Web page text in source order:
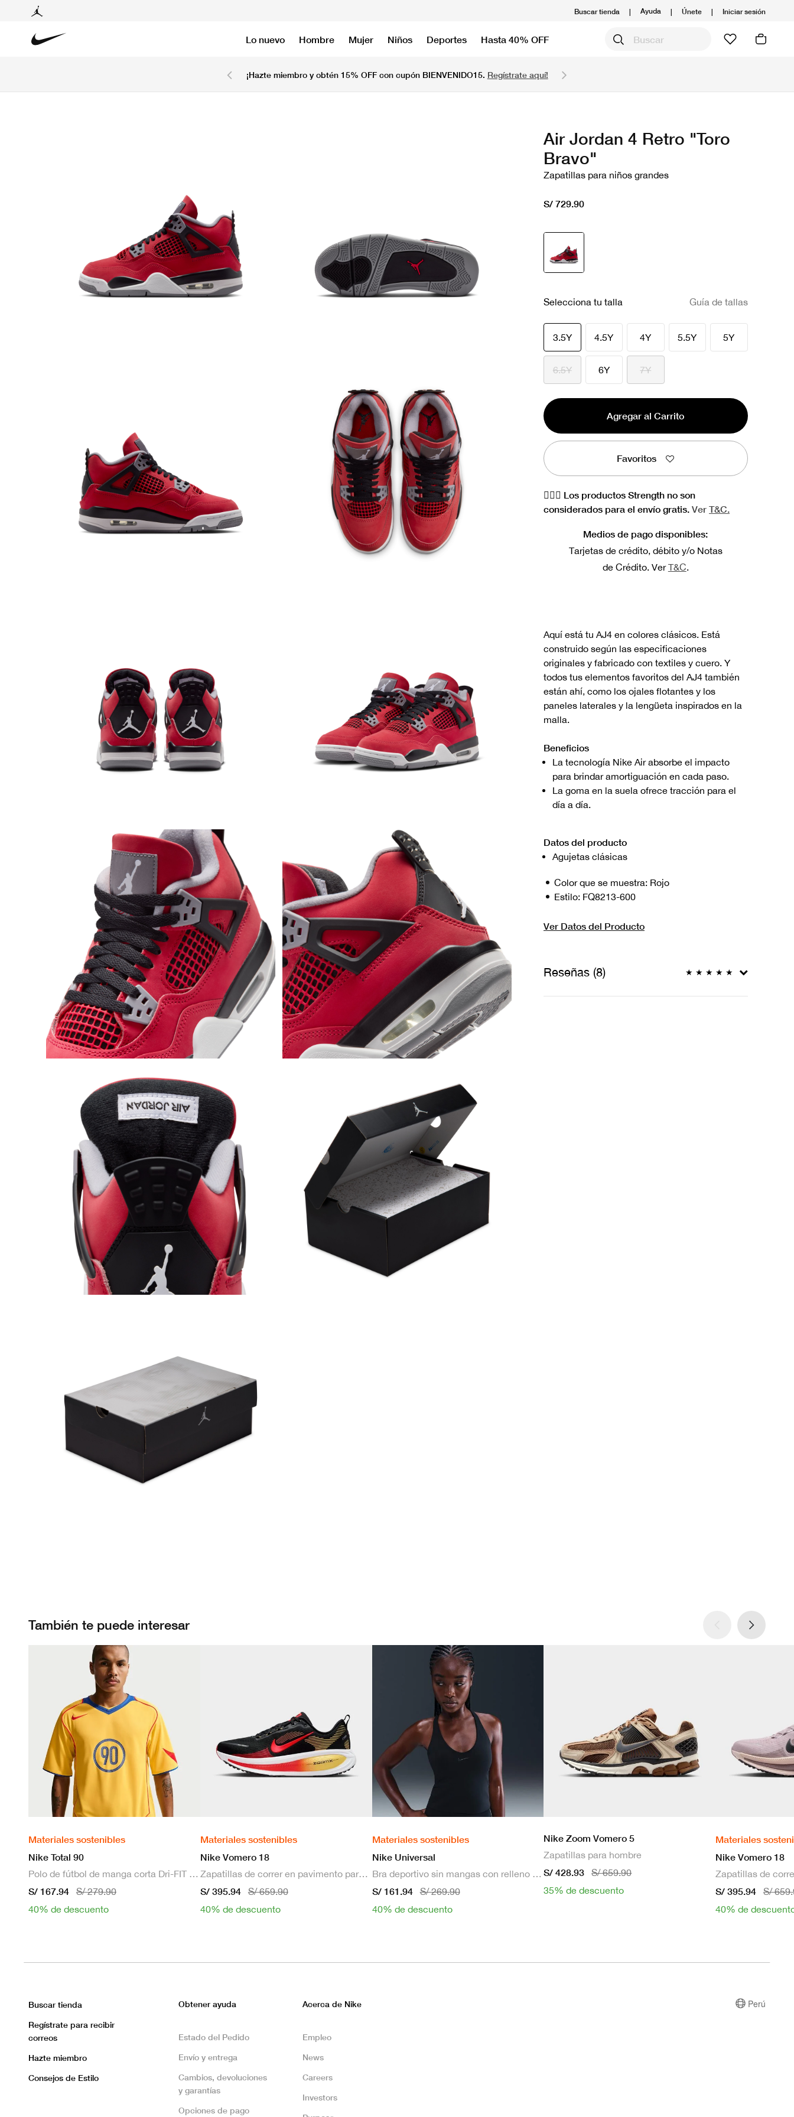
Buscar tienda | Ayuda | Únete | Iniciar sesión
Lo nuevo Hombre Mujer Niños Deportes Hasta 40% OFF
¡Hazte miembro y obtén 15% OFF con cupón BIENVENIDO15. Regístrate aquí!
Air Jordan 4 Retro "Toro
Bravo"
Zapatillas para niños grandes
S/ 729.90
Selecciona tu talla Guía de tallas
3.5Yseleccionado
4.5Y 4Y 5.5Y 5Y
6.5Y 6Y 7Y
Agregar al Carrito
Favoritos
🏋🏻‍♀️ Los productos Strength no son
considerados para el envío gratis. Ver T&C.
Medios de pago disponibles:
Tarjetas de crédito, débito y/o Notas
de Crédito. VerT&C
Aquí está tu AJ4 en colores clásicos. Está
construido según las especificaciones
originales y fabricado con textiles y cuero. Y
todos tus elementos favoritos del AJ4 también
están ahí, como los ojales flotantes y los
paneles laterales y la lengüeta inspirados en la
malla.
Beneficios
La tecnología Nike Air absorbe el impacto
para brindar amortiguación en cada paso.
La goma en la suela ofrece tracción para el
día a día.
Datos del producto
Agujetas clásicas
Color que se muestra: Rojo
Estilo: FQ8213-600
Ver Datos del Producto
Reseñas (8) ★ ★ ★ ★ ★
También te puede interesar
Materiales sostenibles
Nike Total 90
Polo de fútbol de manga corta Dri-FIT para hombre
S/ 167.94
S/ 279.90
40% de descuento
Materiales sostenibles
Nike Vomero 18
Zapatillas de correr en pavimento para hombre
S/ 395.94
S/ 659.90
40% de descuento
Materiales sostenibles
Nike Universal
Bra deportivo sin mangas con relleno de sujeción media para mujer
S/ 161.94
S/ 269.90
40% de descuento
Nike Zoom Vomero 5
Zapatillas para hombre
S/ 428.93
S/ 659.90
35% de descuento
Materiales
Nike Vomero 18
S/ 395.94
S/
40% de
Buscar tienda
Regístrate para recibir
correos
Hazte miembro
Consejos de Estilo
Obtener ayuda
Estado del Pedido
Envío y entrega
Cambios, devoluciones
y garantías
Opciones de pago
Acerca de Nike
Empleo
News
Careers
Investors
Perú